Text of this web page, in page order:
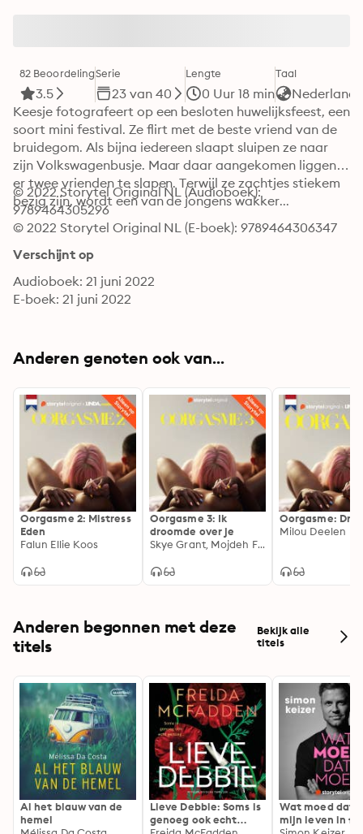
82 Beoordeling
3.5
Serie
23 van 40
Lengte
0 Uur 18 min
Taal
Nederlands
Keesje fotografeert op een besloten huwelijksfeest, een
soort mini festival. Ze flirt met de beste vriend van de
bruidegom. Als bijna iedereen slaapt sluipen ze naar
zijn Volkswagenbusje. Maar daar aangekomen liggen
er twee vrienden te slapen. Terwijl ze zachtjes stiekem
bezig zijn, wordt een van de jongens wakker...
© 2022 Storytel Original NL (Audioboek):
9789464305296
© 2022 Storytel Original NL (E-boek): 9789464306347
Verschijnt op
Audioboek: 21 juni 2022
E-boek: 21 juni 2022
Anderen genoten ook van...
Oorgasme 2: Mistress
Eden
Falun Ellie Koos
Oorgasme 3: Ik
droomde over je
Skye Grant, Mojdeh Feili
Oorgasme: Drie
Milou Deelen
Anderen begonnen met deze
titels
Bekijk alle
titels
Al het blauw van de
hemel
Lieve Debbie: Soms is
genoeg ook echt
Wat moed dat
mijn leven in